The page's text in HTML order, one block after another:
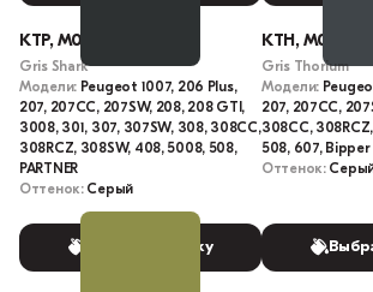
KTP, M09P, KTPD
Gris Shark
Модели: Peugeot 1007, 206 Plus,
207, 207CC, 207SW, 208, 208 GTI,
3008, 301, 307, 307SW, 308, 308CC,
308RCZ, 308SW, 408, 5008, 508,
PARTNER
Оттенок: Серый
Выбрать краску
KTH, M09H,
Gris Thorium
Модели:
207, 207CC,
308CC,
508, 607, Bipper
Оттенок: